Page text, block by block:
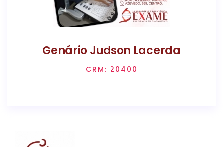
Genário Judson Lacerda
CRM: 20400